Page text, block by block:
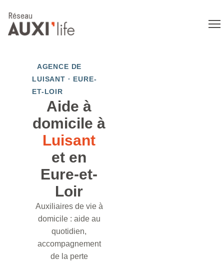
AGENCE DE
LUISANT · EURE-
ET-LOIR
Aide à
domicile à
Luisant
et en
Eure-et-
Loir
Auxiliaires de vie à
domicile : aide au
quotidien,
accompagnement
de la perte